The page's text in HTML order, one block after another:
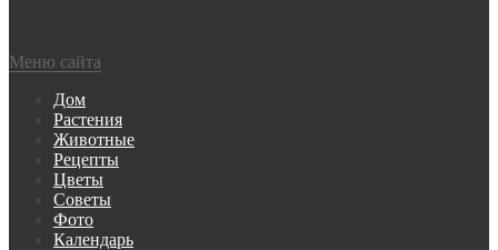
Меню сайта
Дом
Растения
Животные
Рецепты
Цветы
Советы
Фото
Календарь